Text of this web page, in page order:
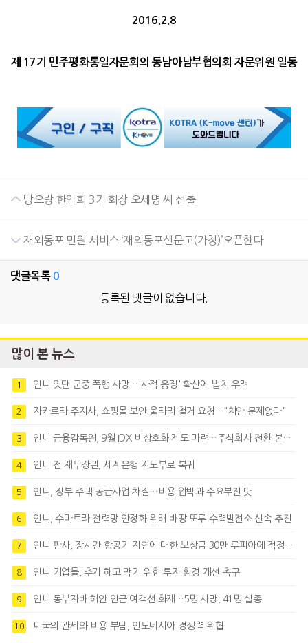
2016.2.8
제 17기 민주평화통일자문회의 동남아남부협의회 자문위원 일동
땅으랑 한인회 3기 회장 오세명 씨 선출
재외동포 민원 서비스 ‘재외동포신문고(가칭)’오픈한다
댓글목록 0
등록된 댓글이 없습니다.
많이 본 뉴스
1 인니 잇단 군중 폭행 사망…'사적 응징' 확산에 법치 우려
2 자카르타 주지사, 쇼핑몰 보안 울타리 철거 요청…"치안 문제없다"
3 인니 금융감독원, 9월 IDX 비상호화 제도 마련…주식회사 전환 본격화
4 인니 전 재무장관, 세계은행 지도부로 복귀
5 인니, 정부 주택 공급사업 차질…비용 압박과 수요부진 탓
6 인니, 수마트라 전력망 안정화 위해 바땅 또루 수력발전소 신속 추진
7 인니 판사, 장시간 항공기 지연에 대한 보상금 30만 루피아에 적정성 제기
8 인니 기업들, 추가 해고 막기 위한 투자 환경 개선 촉구
9 인니 동부자바 해안 인근 여객선 화재…5명 사망, 41명 실종
10 미국의 관세와 비용 부담, 인도네시아 경쟁력 위협